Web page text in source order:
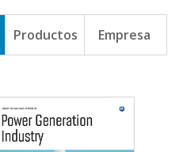
Technews
Productos Empresa